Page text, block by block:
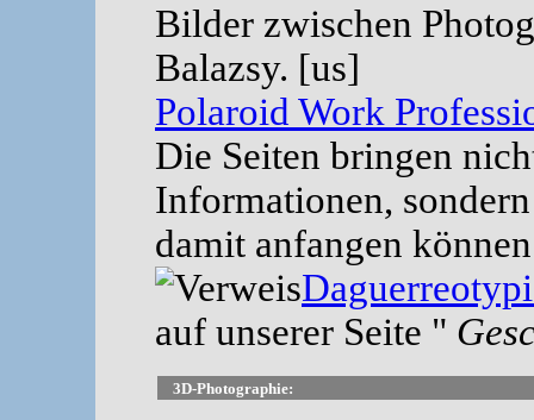
Bilder zwischen
Balazsy. [us]
Polaroid Work
Die Seiten bringen
Informationen,
damit anfangen
auf unserer Seite "
3D-Photographie: